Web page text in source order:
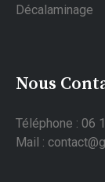
Décalaminage
Nous
Téléphone : 06
Mail :